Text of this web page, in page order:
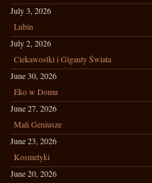
July 3, 2026
Lubin
July 2, 2026
Ciekawostki i Giganty Świata
June 30, 2026
Eko w Domu
June 27, 2026
Mali Geniusze
June 23, 2026
Kosmetyki
June 20, 2026